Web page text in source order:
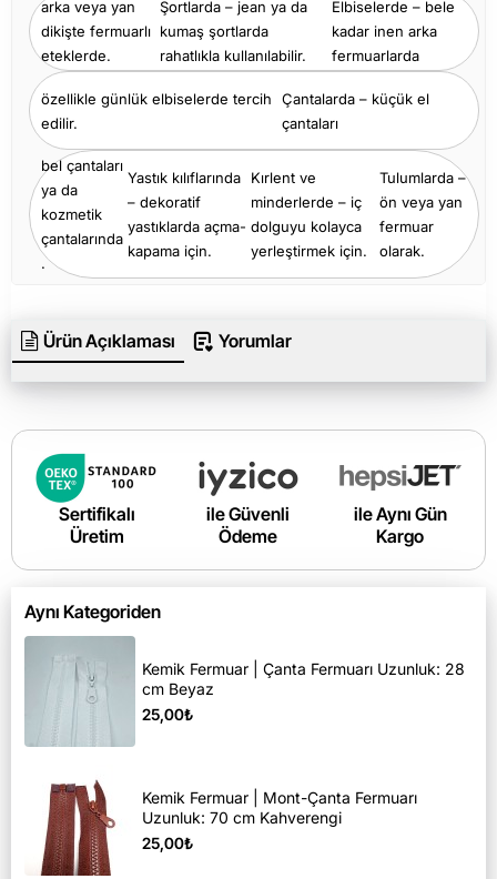
arka veya yan
dikişte fermuarlı
eteklerde.
Şortlarda – jean ya da
kumaş şortlarda
rahatlıkla kullanılabilir.
Elbiselerde – bele
kadar inen arka
fermuarlarda
özellikle günlük elbiselerde tercih
edilir.
Çantalarda – küçük el
çantaları
bel çantaları
ya da
kozmetik
çantalarında
.
Yastık kılıflarında
– dekoratif
yastıklarda açma-
kapama için.
Kırlent ve
minderlerde – iç
dolguyu kolayca
yerleştirmek için.
Tulumlarda –
ön veya yan
fermuar
olarak.
Ürün Açıklaması Yorumlar
Sertifikalı
Üretim
ile Güvenli
Ödeme
ile Aynı Gün
Kargo
Aynı Kategoriden
Kemik Fermuar | Çanta Fermuarı Uzunluk: 28
cm Beyaz
25,00₺
Kemik Fermuar | Mont-Çanta Fermuarı
Uzunluk: 70 cm Kahverengi
25,00₺